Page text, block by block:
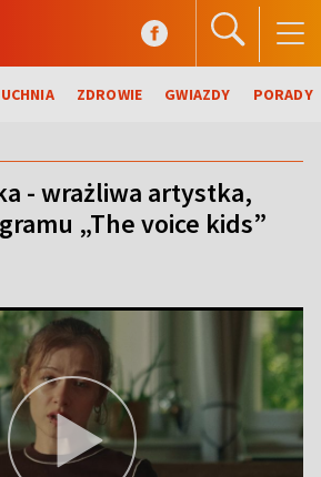
ZDROWIE GWIAZDY PORADY
- wrażliwa artystka,
„The voice kids”